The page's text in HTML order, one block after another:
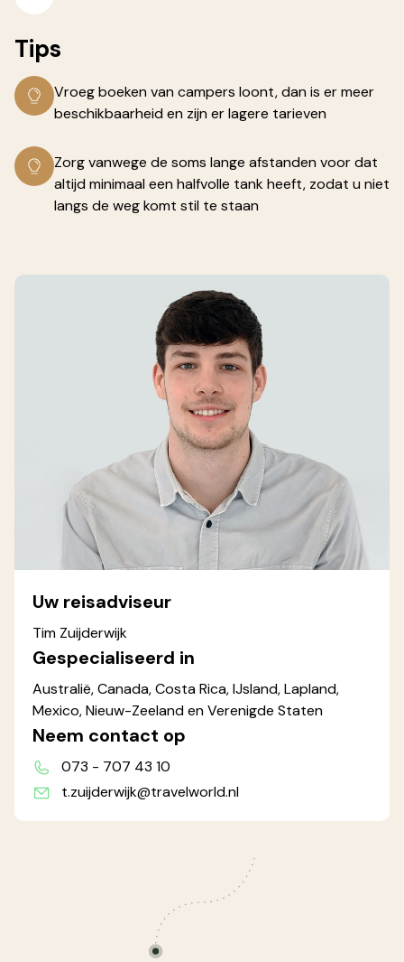
Tips
Vroeg boeken van campers loont, dan is er meer
beschikbaarheid en zijn er lagere tarieven
Zorg vanwege de soms lange afstanden voor dat
altijd minimaal een halfvolle tank heeft, zodat u niet
langs de weg komt stil te staan
Uw reisadviseur
Tim Zuijderwijk
Gespecialiseerd in
Australië, Canada, Costa Rica, IJsland, Lapland,
Mexico, Nieuw-Zeeland en Verenigde Staten
Neem contact op
073 - 707 43 10
t.zuijderwijk@travelworld.nl